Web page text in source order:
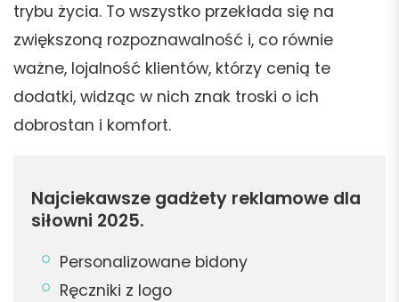
trybu życia. To wszystko przekłada się na
zwiększoną rozpoznawalność i, co równie
ważne, lojalność klientów, którzy cenią te
dodatki, widząc w nich znak troski o ich
dobrostan i komfort.
Najciekawsze gadżety reklamowe dla
siłowni 2025.
Personalizowane bidony
Ręczniki z logo